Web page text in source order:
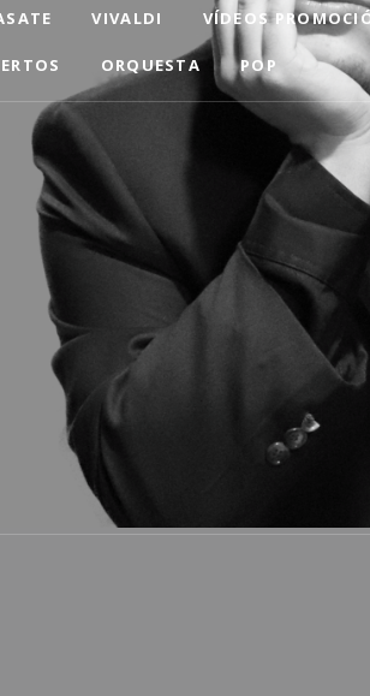
VIVALDI VÍDEOS
ORQUESTA POP